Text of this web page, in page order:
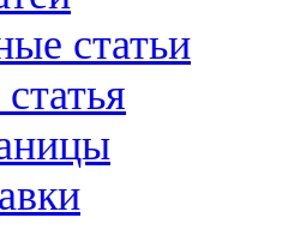
статьи